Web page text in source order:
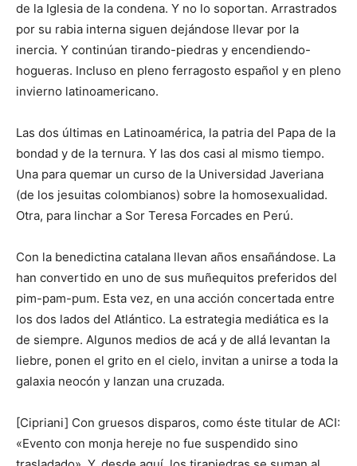
de la Iglesia de la condena. Y no lo soportan. Arrastrados
por su rabia interna siguen dejándose llevar por la
inercia. Y continúan tirando-piedras y encendiendo-
hogueras. Incluso en pleno ferragosto español y en pleno
invierno latinoamericano.
Las dos últimas en Latinoamérica, la patria del Papa de la
bondad y de la ternura. Y las dos casi al mismo tiempo.
Una para quemar un curso de la Universidad Javeriana
(de los jesuitas colombianos) sobre la homosexualidad.
Otra, para linchar a Sor Teresa Forcades en Perú.
Con la benedictina catalana llevan años ensañándose. La
han convertido en uno de sus muñequitos preferidos del
pim-pam-pum. Esta vez, en una acción concertada entre
los dos lados del Atlántico. La estrategia mediática es la
de siempre. Algunos medios de acá y de allá levantan la
liebre, ponen el grito en el cielo, invitan a unirse a toda la
galaxia neocón y lanzan una cruzada.
[Cipriani] Con gruesos disparos, como éste titular de ACI:
«Evento con monja hereje no fue suspendido sino